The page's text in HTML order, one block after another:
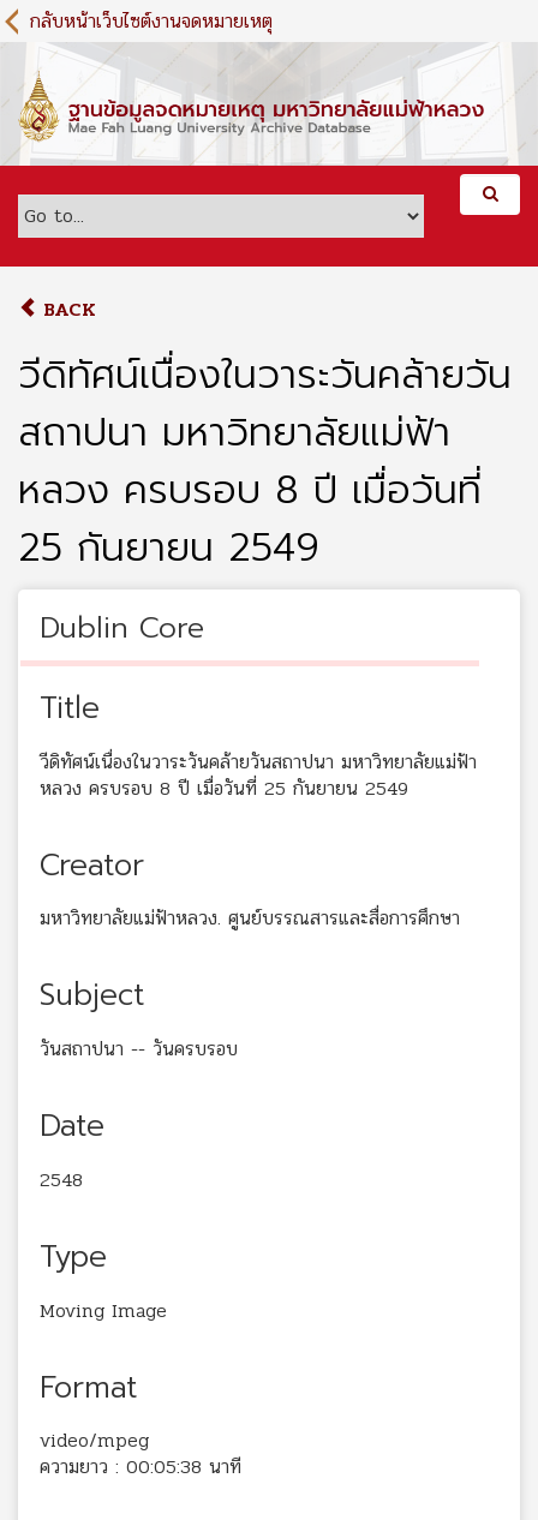
S
k
m
c
กลับหน้าเว็บไซต์งานจดหมายเหตุ
BACK
วีดิทัศน์เนื่องในวาระวันคล้ายวัน
สถาปนา มหาวิทยาลัยแม่ฟ้า
หลวง ครบรอบ 8 ปี เมื่อวันที่
25 กันยายน 2549
Dublin Core
Title
วีดิทัศน์เนื่องในวาระวันคล้ายวันสถาปนา มหาวิทยาลัยแม่ฟ้า
หลวง ครบรอบ 8 ปี เมื่อวันที่ 25 กันยายน 2549
Creator
มหาวิทยาลัยแม่ฟ้าหลวง. ศูนย์บรรณสารและสื่อการศึกษา
Subject
วันสถาปนา -- วันครบรอบ
Date
2548
Type
Moving Image
Format
video/mpeg
ความยาว : 00:05:38 นาที